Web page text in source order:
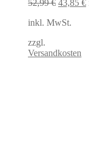
52,99€
war:
43,85 €
inkl. MwSt.
zzgl.
Versandkosten